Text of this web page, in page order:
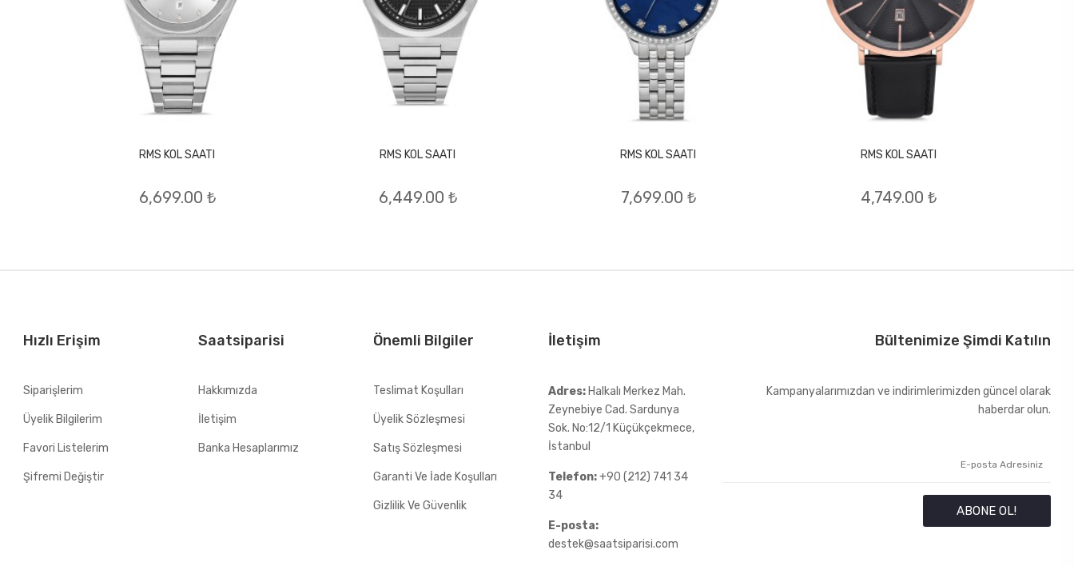
RMS KOL SAATI
6,699.00 ₺
RMS KOL SAATI
6,449.00 ₺
RMS KOL SAATI
7,699.00 ₺
RMS KOL SAATI
4,749.00 ₺
Hızlı Erişim
Siparişlerim
Üyelik Bilgilerim
Favori Listelerim
Şifremi Değiştir
Saatsiparisi
Hakkımızda
İletişim
Banka Hesaplarımız
Önemli Bilgiler
Teslimat Koşulları
Üyelik Sözleşmesi
Satış Sözleşmesi
Garanti Ve İade Koşulları
Gizlilik Ve Güvenlik
İletişim
Adres: Halkalı Merkez Mah.
Zeynebiye Cad. Sardunya
Sok. No:12/1 Küçükçekmece,
İstanbul
Telefon:+90 (212) 741 34
34
E-posta:
destek@saatsiparisi.com
Bültenimize Şimdi Katılın
Kampanyalarımızdan ve indirimlerimizden güncel olarak
haberdar olun.
ABONE OL!